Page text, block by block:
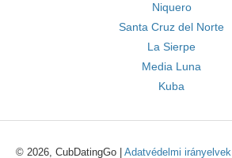
Niquero
Santa Cruz del Norte
La Sierpe
Media Luna
Kuba
© 2026, CubDatingGo | Adatvédelmi irányelvek